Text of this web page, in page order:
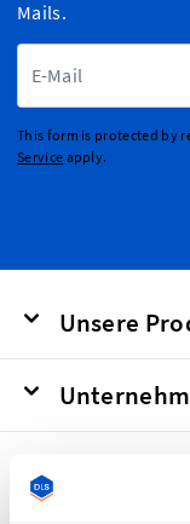
Mails.
This form is protected by
Service apply.
Unsere